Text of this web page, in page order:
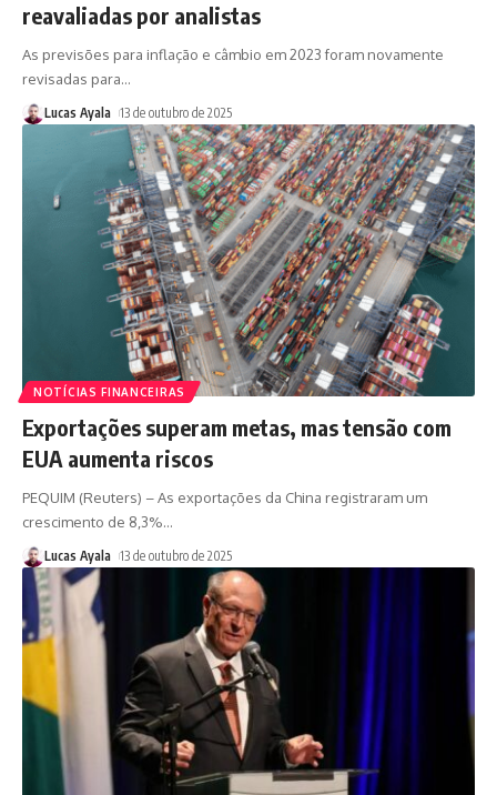
reavaliadas por analistas
As previsões para inflação e câmbio em 2023 foram novamente
revisadas para…
Lucas Ayala 13 de outubro de 2025
NOTÍCIAS FINANCEIRAS
Exportações superam metas, mas tensão com
EUA aumenta riscos
PEQUIM (Reuters) – As exportações da China registraram um
crescimento de 8,3%…
Lucas Ayala 13 de outubro de 2025